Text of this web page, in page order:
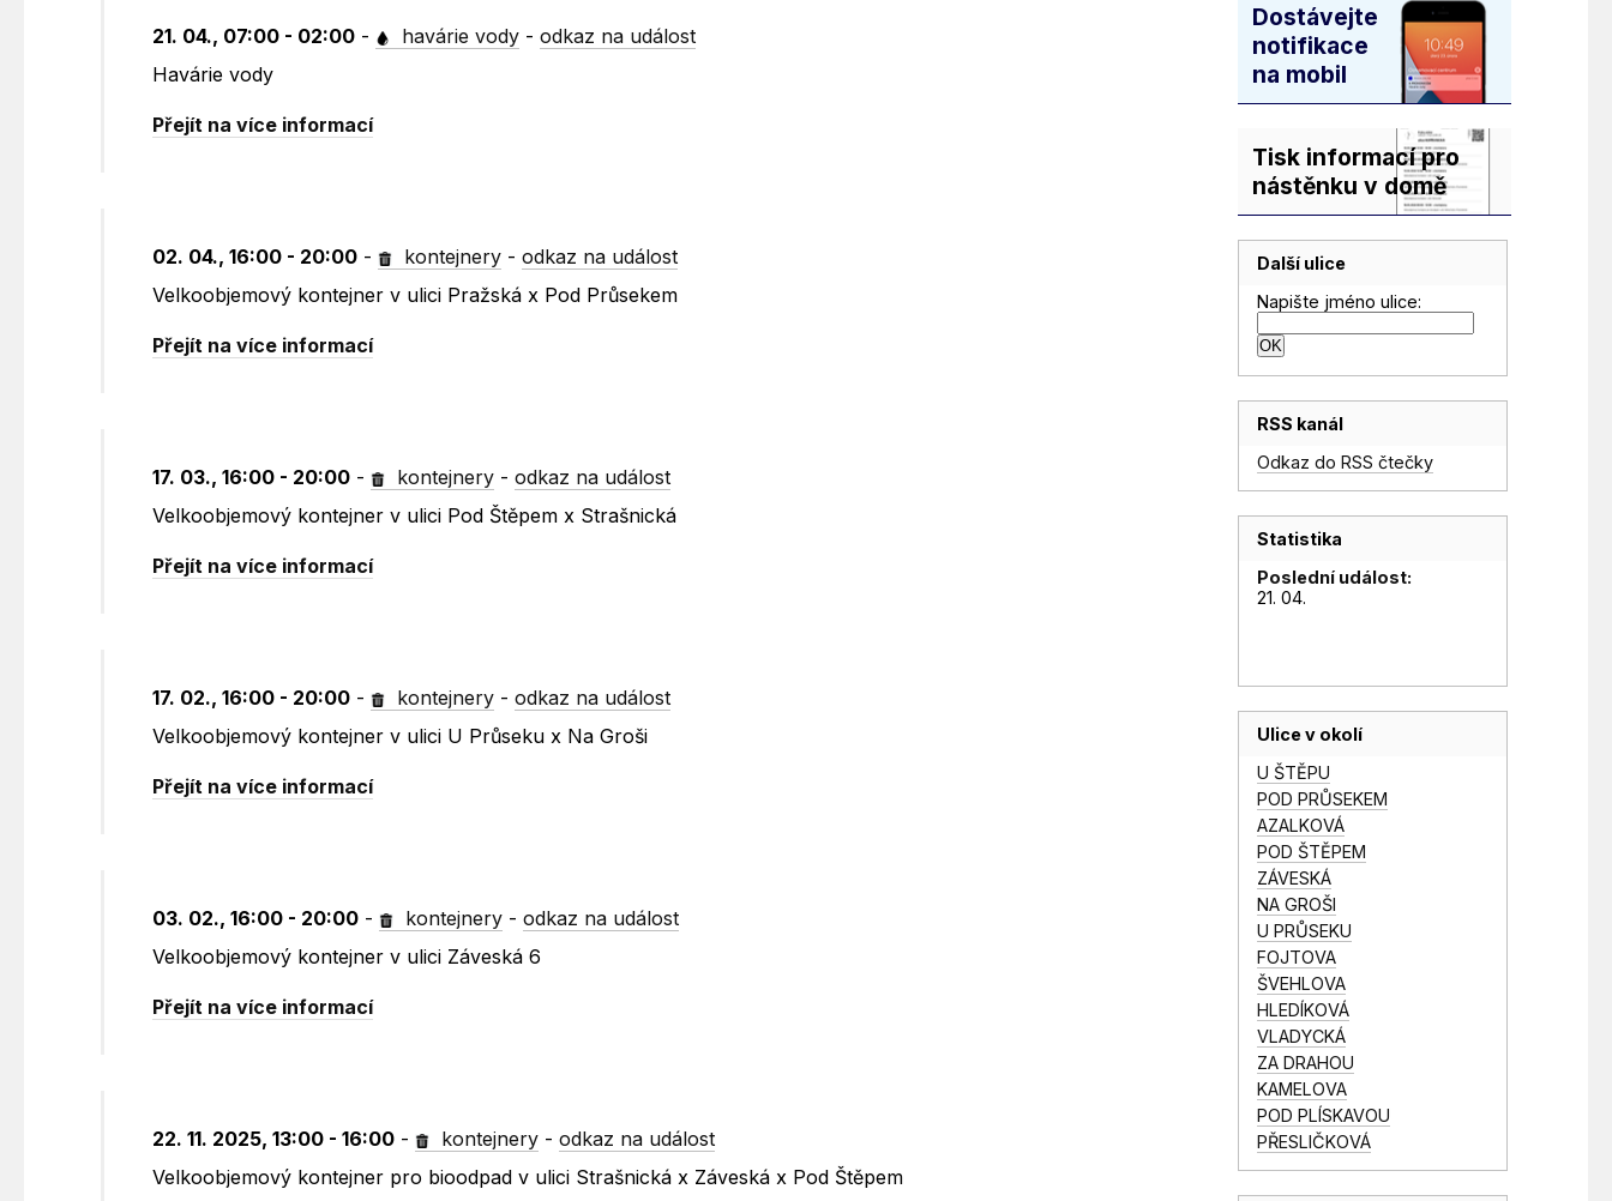
21. 04., 07:00 - 02:00 - havárie vody -odkaz na událost
Havárie vody
Přejít na více informací
02. 04., 16:00 - 20:00 - kontejnery -odkaz na událost
Velkoobjemový kontejner v ulici Pražská x Pod Průsekem
Přejít na více informací
17. 03., 16:00 - 20:00 - kontejnery -odkaz na událost
Velkoobjemový kontejner v ulici Pod Štěpem x Strašnická
Přejít na více informací
17. 02., 16:00 - 20:00 - kontejnery -odkaz na událost
Velkoobjemový kontejner v ulici U Průseku x Na Groši
Přejít na více informací
03. 02., 16:00 - 20:00 - kontejnery -odkaz na událost
Velkoobjemový kontejner v ulici Záveská 6
Přejít na více informací
22. 11. 2025, 13:00 - 16:00 - kontejnery -odkaz na událost
Velkoobjemový kontejner pro bioodpad v ulici Strašnická x Záveská x Pod Štěpem
Dostávejte
notifikace
na mobil
Tisk informací pro
nástěnku v domě
Další ulice
Napište jméno ulice:
RSS kanál
Odkaz do RSS čtečky
Statistika
Poslední událost:
21. 04.
Ulice v okolí
U ŠTĚPU
POD PRŮSEKEM
AZALKOVÁ
POD ŠTĚPEM
ZÁVESKÁ
NA GROŠI
U PRŮSEKU
FOJTOVA
ŠVEHLOVA
HLEDÍKOVÁ
VLADYCKÁ
ZA DRAHOU
KAMELOVA
POD PLÍSKAVOU
PŘESLIČKOVÁ